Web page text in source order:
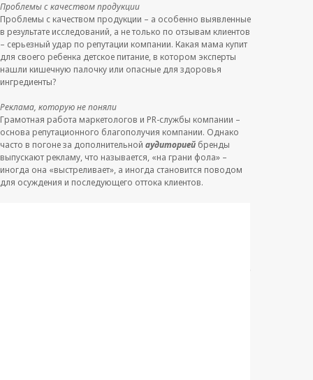
Проблемы с качеством продукции
Проблемы с качеством продукции – а особенно выявленные
в результате исследований, а не только по отзывам клиентов
– серьезный удар по репутации компании. Какая мама купит
для своего ребенка детское питание, в котором эксперты
нашли кишечную палочку или опасные для здоровья
ингредиенты?
Реклама, которую не поняли
Грамотная работа маркетологов и PR-службы компании –
основа репутационного благополучия компании. Однако
часто в погоне за дополнительной аудиторией бренды
выпускают рекламу, что называется, «на грани фола» –
иногда она «выстреливает», а иногда становится поводом
для осуждения и последующего оттока клиентов.